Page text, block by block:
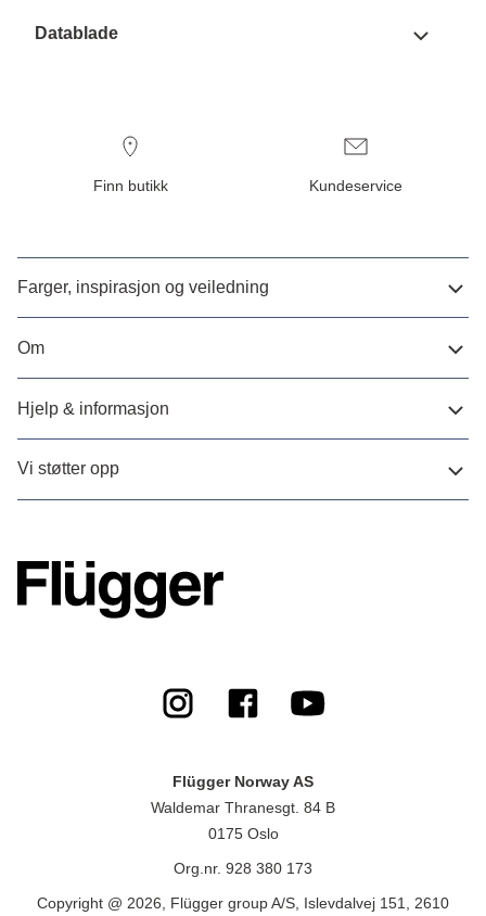
Datablade
Finn butikk Kundeservice
Farger, inspirasjon og veiledning
Om
Hjelp & informasjon
Vi støtter opp
Flügger Norway AS
Waldemar Thranesgt. 84 B
0175 Oslo
Org.nr. 928 380 173
Copyright @ 2026, Flügger group A/S, Islevdalvej 151, 2610